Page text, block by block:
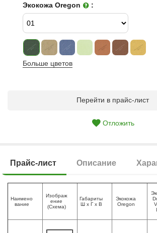
Экокожа Oregon :
Больше цветов
Перейти в прайс-лист
Отложить
Прайс-лист Описание
Наимено
вание
Изображ
ение
(Схема)
Габариты
Ш х Г х В
Экокожа
Oregon